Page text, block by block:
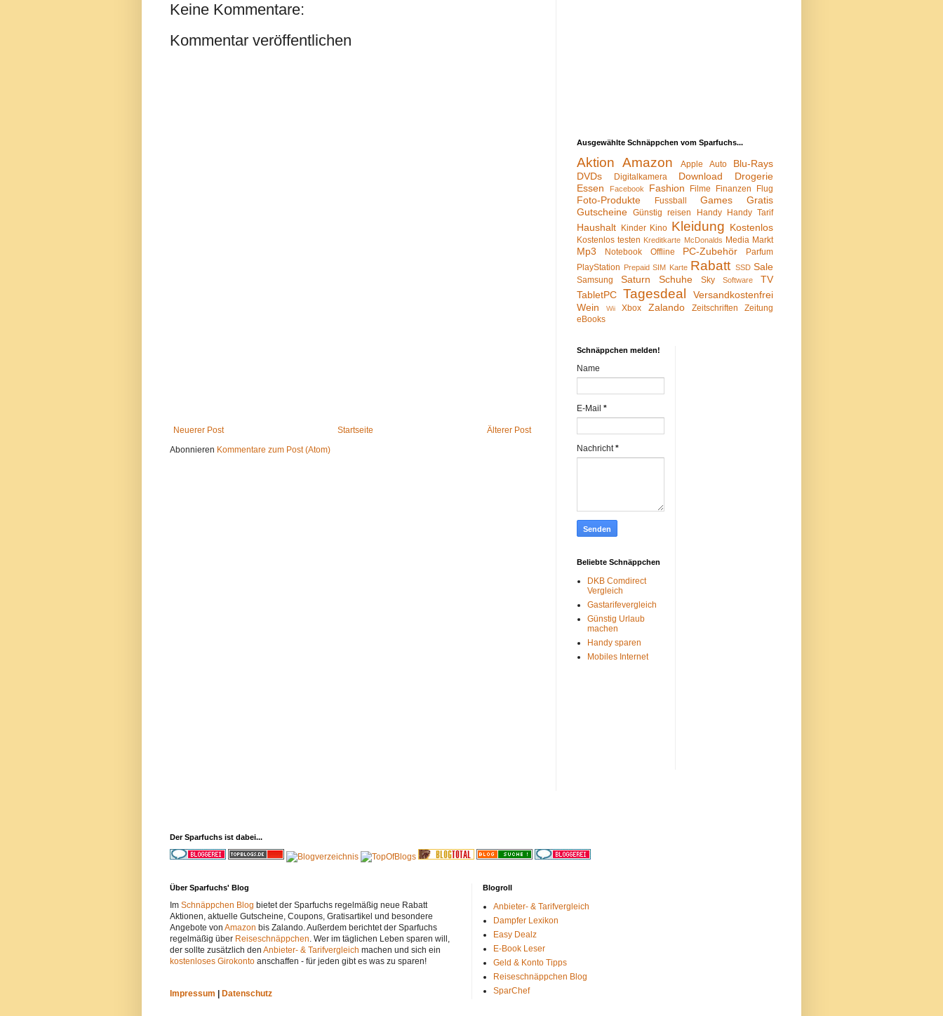
Keine Kommentare:
Kommentar veröffentlichen
Neuerer Post Älterer Post
Startseite
Abonnieren Kommentare zum Post (Atom)
Ausgewählte Schnäppchen vom Sparfuchs...
Aktion Amazon Apple Auto
Blu-Rays
DVDs
Digitalkamera Download
Drogerie
Essen
Facebook Fashion Filme Finanzen Flug
Foto-Produkte Fussball Games
Gratis
Gutscheine Günstig reisen Handy Handy Tarif
Haushalt Kinder Kino Kleidung Kostenlos
Kostenlos testen Kreditkarte McDonalds Media Markt
Mp3 Notebook Offline PC-Zubehör
Parfum
PlayStation Prepaid SIM Karte Rabatt SSD Sale
Samsung Saturn Schuhe Sky Software
TV
TabletPC Tagesdeal
Versandkostenfrei
Wein
Wii Xbox Zalando Zeitschriften
Zeitung
eBooks
Schnäppchen melden!
Name
E-Mail *
Nachricht*
Beliebte Schnäppchen
DKB Comdirect
Vergleich
Gastarifevergleich
Günstig Urlaub
machen
Handy sparen
Mobiles Internet
Der Sparfuchs ist dabei...
Über Sparfuchs' Blog
Im Schnäppchen Blog bietet der Sparfuchs regelmäßig neue Rabatt
Aktionen, aktuelle Gutscheine, Coupons, Gratisartikel und besondere
Angebote von Amazon bis Zalando. Außerdem berichtet der Sparfuchs
regelmäßig über Reiseschnäppchen. Wer im täglichen Leben sparen will,
der sollte zusätzlich den Anbieter- & Tarifvergleich machen und sich ein
kostenloses Girokonto anschaffen - für jeden gibt es was zu sparen!
Impressum Datenschutz
Blogroll
Anbieter- & Tarifvergleich
Dampfer Lexikon
Easy Dealz
E-Book Leser
Geld & Konto Tipps
Reiseschnäppchen Blog
SparChef